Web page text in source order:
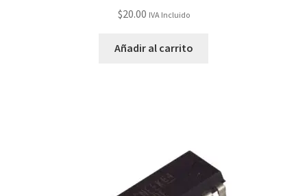
$20.00 IVA Incluido
Añadir al carrito